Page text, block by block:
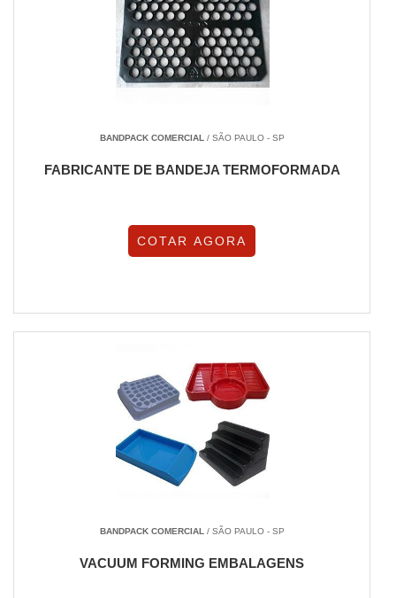
BANDPACK COMERCIAL/ SÃO PAULO - SP
FABRICANTE DE BANDEJA TERMOFORMADA
COTAR AGORA
BANDPACK COMERCIAL/ SÃO PAULO - SP
VACUUM FORMING EMBALAGENS